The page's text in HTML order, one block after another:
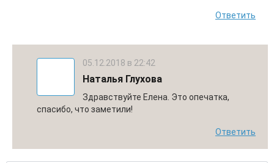
Ответить
05.12.2018 в 22:42
Наталья Глухова
Здравствуйте Елена. Это опечатка,
спасибо, что заметили!
Ответить